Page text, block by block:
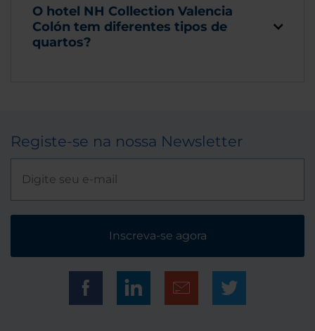
O hotel NH Collection Valencia
Colón tem diferentes tipos de
quartos?
Registe-se na nossa Newsletter
Inscreva-se agora